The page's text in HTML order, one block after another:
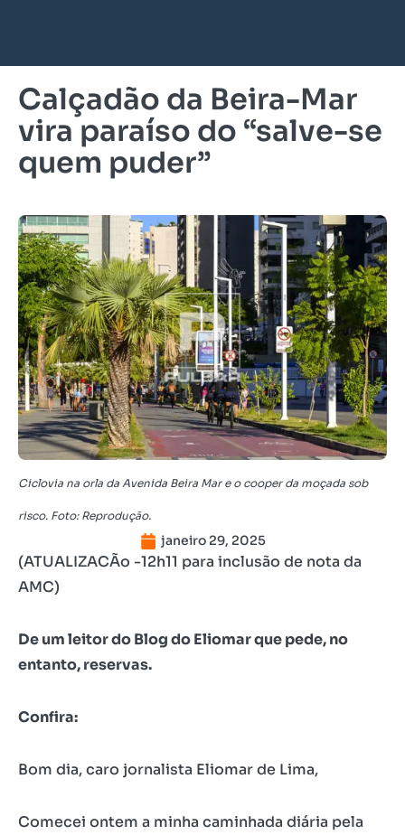
Calçadão da Beira-Mar
vira paraíso do “salve-se
quem puder”
Ciclovia na orla da Avenida Beira Mar e o cooper da moçada sob
risco. Foto: Reprodução.
janeiro 29, 2025
(ATUALIZACÃo -12h11 para inclusão de nota da
AMC)
De um leitor do Blog do Eliomar que pede, no
entanto, reservas.
Confira:
Bom dia, caro jornalista Eliomar de Lima,
Comecei ontem a minha caminhada diária pela